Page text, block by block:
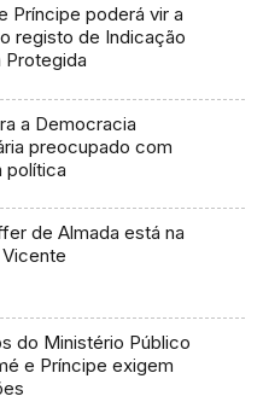
Príncipe poderá vir a
registo de Indicação
Protegida
a Democracia
preocupado com
política
de Almada está na
do Ministério Público
e Príncipe exigem